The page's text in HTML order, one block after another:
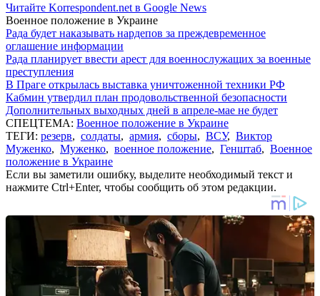
Читайте Korrespondent.net в Google News
Военное положение в Украине
Рада будет наказывать нардепов за преждевременное
оглашение информации
Рада планирует ввести арест для военнослужащих за военные
преступления
В Праге открылась выставка уничтоженной техники РФ
Кабмин утвердил план продовольственной безопасности
Дополнительных выходных дней в апреле-мае не будет
СПЕЦТЕМА: Военное положение в Украине
ТЕГИ: резерв, солдаты, армия, сборы, ВСУ, Виктор
Муженко, Муженко, военное положение, Генштаб, Военное
положение в Украине
Если вы заметили ошибку, выделите необходимый текст и
нажмите Ctrl+Enter, чтобы сообщить об этом редакции.